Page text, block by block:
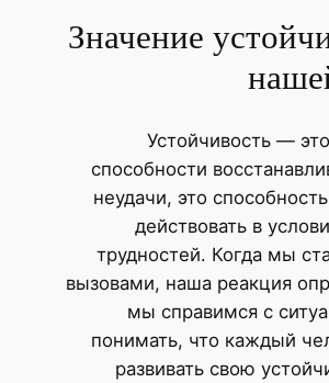
Значение
Устойчивость —
способности
неудачи, это
действовать в
трудностей. Когда мы
вызовами, наша реакция
мы справимся с
понимать, что каждый
развивать свою